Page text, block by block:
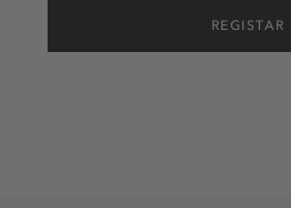
REGISTAR